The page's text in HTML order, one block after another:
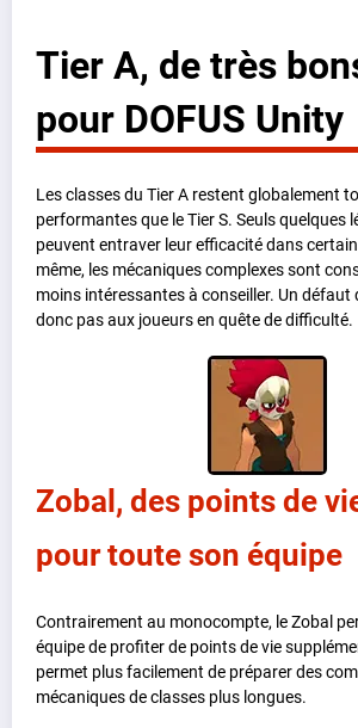
Tier A, de très
pour DOFUS Unity
Les classes du Tier A restent globalement
performantes que le Tier S. Seuls quelques
peuvent entraver leur efficacité dans
même, les mécaniques complexes sont
moins intéressantes à conseiller. Un défaut
donc pas aux joueurs en quête de difficulté.
Zobal, des points de
pour toute son équipe
Contrairement au monocompte, le Zobal
équipe de profiter de points de vie
permet plus facilement de préparer des
mécaniques de classes plus longues.